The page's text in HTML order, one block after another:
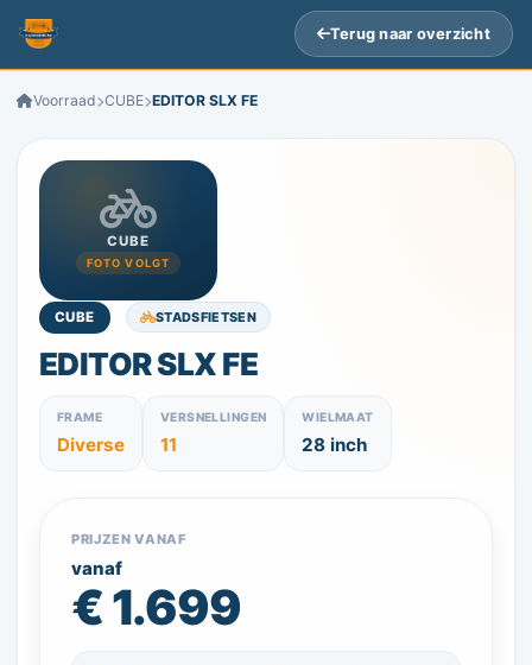
Terug naar overzicht
Voorraad CUBE EDITOR SLX FE
CUBE
FOTO VOLGT
CUBE STADSFIETSEN
EDITOR SLX FE
FRAME
Diverse
VERSNELLINGEN
11
WIELMAAT
28 inch
PRIJZEN VANAF
vanaf
€ 1.699